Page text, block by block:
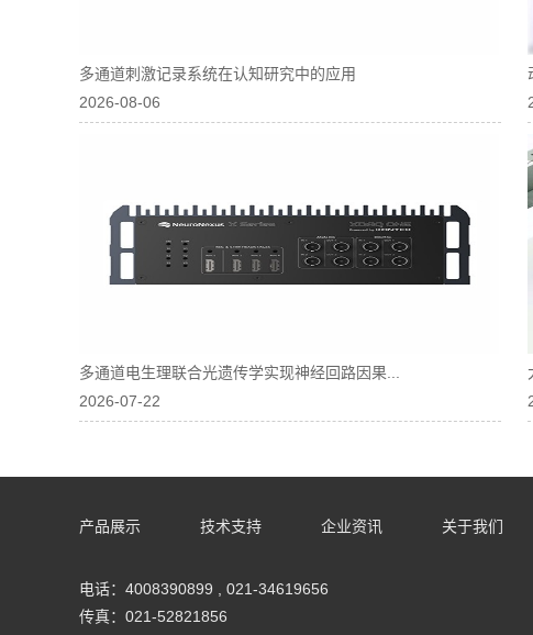
多通道刺激记录系统在认知研究中的应用
2026-08-06
多通道电生理联合光遗传学实现神经回路因果...
2026-07-22
产品展示 技术支持 企业资讯 关于我们
电话：4008390899 , 021-34619656
传真：021-52821856